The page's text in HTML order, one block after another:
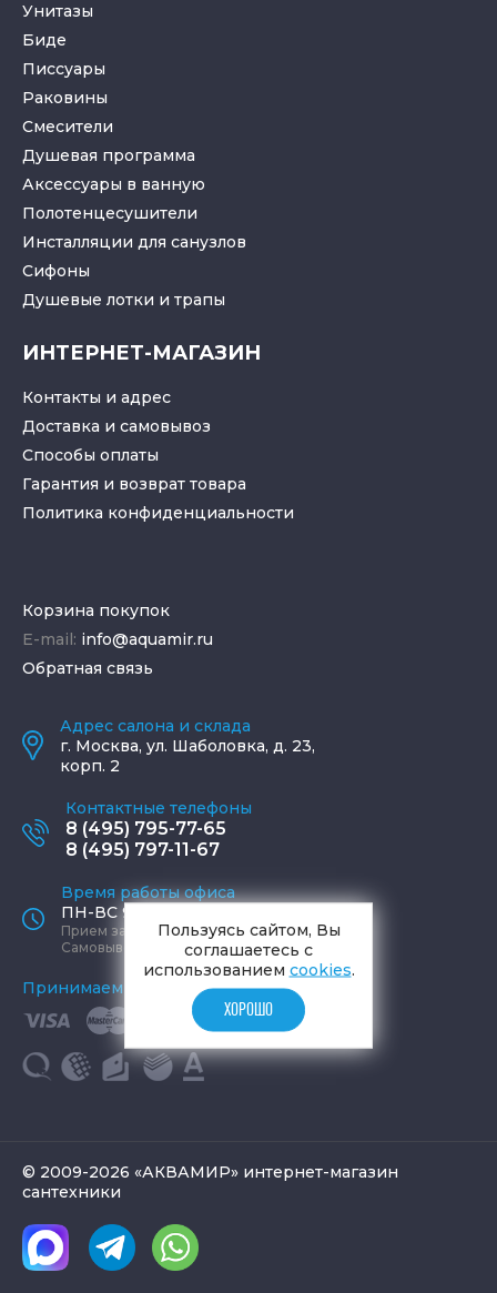
Унитазы
Биде
Писсуары
Раковины
Смесители
Душевая программа
Аксессуары в ванную
Полотенцесушители
Инсталляции для санузлов
Cифоны
Душевые лотки и трапы
ИНТЕРНЕТ-МАГАЗИН
Контакты и адрес
Доставка и самовывоз
Способы оплаты
Гарантия и возврат товара
Политика конфиденциальности
Корзина покупок
E-mail: info@aquamir.ru
Обратная связь
Адрес салона и склада
г. Москва, ул. Шаболовка, д. 23,
корп. 2
Контактные телефоны
8 (495) 795-77-65
8 (495) 797-11-67
Время работы офиса
ПН-ВС 9:00 - 19:00
Прием заказов круглосуточно
Самовывоз ПН-СБ 9-19, ВС 12-17
Принимаем к оплате
© 2009-2026 «АКВАМИР» интернет-магазин
сантехники
Пользуясь сайтом, Вы
соглашаетесь с
использованием cookies.
ХОРОШО